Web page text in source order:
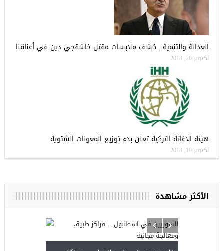
العدالة والتنمية.. كشف ملابسات مقتل خاشقجي دين في أعناقنا
أكتوبر 20, 2018
هيئة الاغاثة التركية تعلن بدء توزيع المعونات الشتوية
أكتوبر 19, 2018
الأكثر مشاهدة